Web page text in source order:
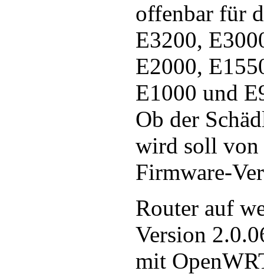
offenbar für
E3200,
E2000,
E1000 und
Ob der
wird soll von
Firmware-
Router auf
Version
mit